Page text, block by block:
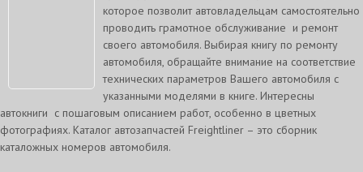
которое позволит автовладельцам самостоятельно
проводить грамотное обслуживание и ремонт
своего автомобиля. Выбирая книгу по ремонту
автомобиля, обращайте внимание на соответствие
технических параметров Вашего автомобиля с
указанными моделями в книге. Интересны
автокниги с пошаговым описанием работ, особенно в цветных
фотографиях. Каталог автозапчастей Freightliner – это сборник
каталожных номеров автомобиля.